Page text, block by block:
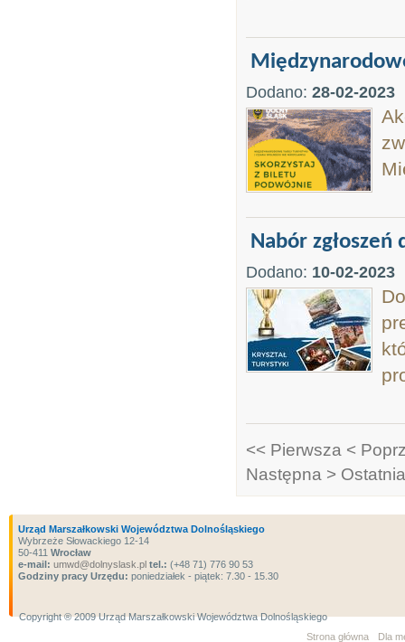
Dodano: 28-02-2023
Nabór
Dodano: 10-02-2023
<< Pierwsza <
Następna >
Urząd Marszałkowski Województwa Dolnośląskiego
Wybrzeże Słowackiego 12-14
50-411 Wrocław
e-mail: umwd@dolnyslask.pl tel.: (+48 71) 776 90 53
Godziny pracy Urzędu: poniedziałek - piątek: 7.30 - 15.30
Copyright ® 2009 Urząd Marszałkowski Województwa Dolnośląskiego
Strona główna
Dla